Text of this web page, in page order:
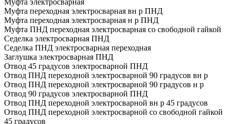
Муфта переходная электросварная вн р ПНД
Муфта переходная электросварная н р ПНД
Муфта ПНД переходная электросварная со свободной гайкой
Седелка электросварная ПНД
Седелка ПНД электросварная переходная
Заглушка электросварная ПНД
Отвод 45 градусов электросварной ПНД
Отвод ПНД переходной электросварной 90 градусов вн р
Отвод ПНД переходной электросварной 90 градусов н р
Отвод 90 градусов электросварной ПНД
Отвод ПНД переходной электросварной вн р 45 градусов
Отвод ПНД переходной электросварной со свободной гайкой
45 градусов